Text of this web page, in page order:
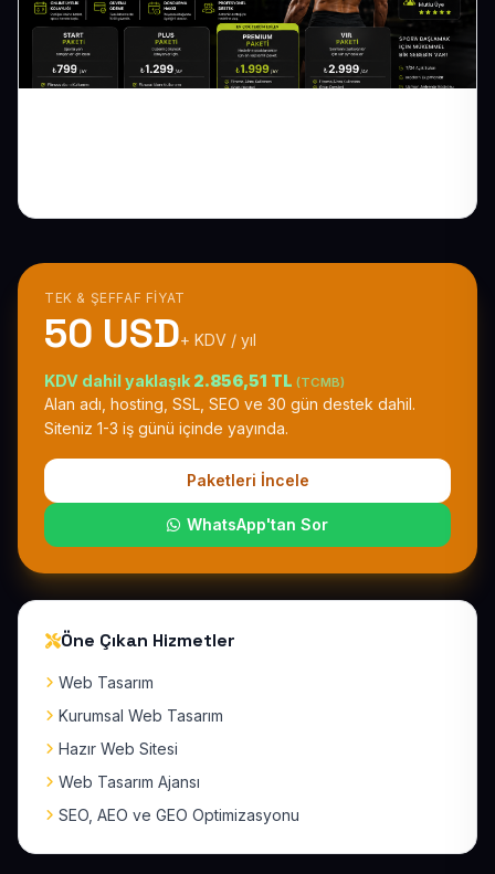
TEK & ŞEFFAF FIYAT
50 USD+ KDV / yıl
KDV dahil yaklaşık 2.856,51 TL (TCMB)
Alan adı, hosting, SSL, SEO ve 30 gün destek dahil.
Siteniz 1-3 iş günü içinde yayında.
Paketleri İncele
WhatsApp'tan Sor
Öne Çıkan Hizmetler
Web Tasarım
Kurumsal Web Tasarım
Hazır Web Sitesi
Web Tasarım Ajansı
SEO, AEO ve GEO Optimizasyonu